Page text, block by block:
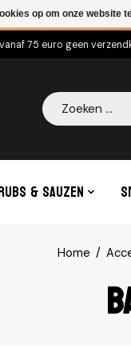
75 euro geen
Zoeken
& Sauzen
Home /
op om onze website